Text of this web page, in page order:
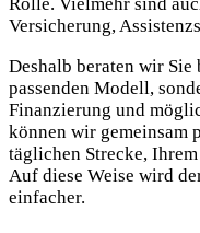
Rolle. Vielmehr sind
Versicherung,
Deshalb beraten wir
passenden Modell,
Finanzierung und
können wir gemeinsam
täglichen Strecke,
Auf diese Weise wird
einfacher.